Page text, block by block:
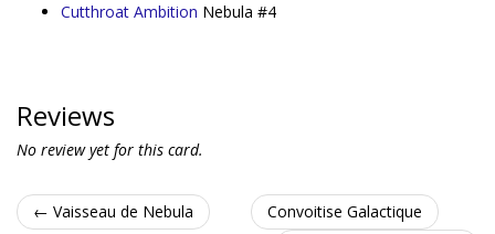
Cutthroat Ambition Nebula #4
Reviews
No review yet for this card.
← Vaisseau de Nebula
Convoitise Galactique